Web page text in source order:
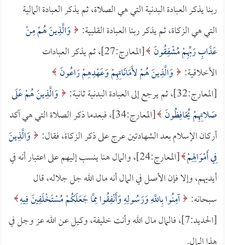
ربنا يذكر العبادة البدنية التي هي الصلاة، ثم يذكر العبادة المالية
التي هي الزكاة، ثم يذكر ربنا العبادة القلبية:
وَالَّذِينَ هُمْ مِنْ
عَذَابِ رَبِّهِمْ مُشْفِقُونَ
[المعارج:27]، ثم يذكر العبادات
الأخلاقية:
وَالَّذِينَ هُمْ لأَمَانَاتِهِمْ وَعَهْدِهِمْ رَاعُونَ
[المعارج:32]، ثم يرجع إلى العبادة البدنية ثانية:
وَالَّذِينَ هُمْ عَلَى
صَلاتِهِمْ يُحَافِظُونَ
[المعارج:34]، فبعدما ذكر الصلاة التي هي آكد
أركان الإسلام بعد الشهادتين عرج على ذكر الزكاة، فقال:
وَالَّذِينَ
فِي أَمْوَالِهِمْ
[المعارج:24]، والمال هنا ينسب إليهم على اعتبار أنه في
أيديهم، وإلا فإن الأصل في المال أنه مال الله جل جلاله، قال
سبحانه: آمِنُوا بِاللَّهِ وَرَسُولِهِ وَأَنْفِقُوا مِمَّا جَعَلَكُمْ مُسْتَخْلَفِينَ فِيهِ
[الحديد:7]، فالمال مال الله وأنت خليفة، وكيل عن الله عز وجل في